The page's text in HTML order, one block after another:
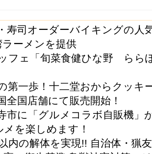
寿司オーダーバイキングの人
ーメンを提供
フェ「旬菜食健ひな野 らら
第一歩！十二堂おからクッキ
全国店舗にて販売開始！
市に「グルメコラボ自販機」
を楽しめます！
内の解体を実現!! 自治体・猟